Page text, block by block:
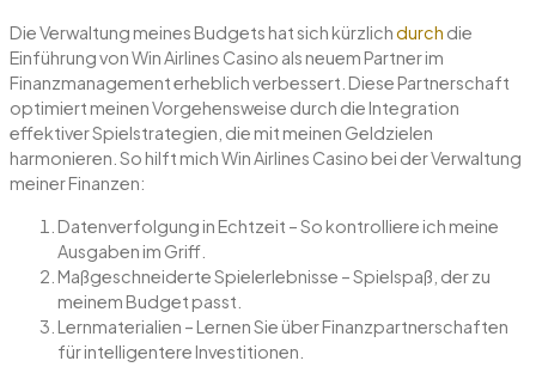
Die Verwaltung meines Budgets hat sich kürzlichdurch die
Einführung von Win Airlines Casino als neuem Partner im
Finanzmanagement erheblich verbessert. Diese Partnerschaft
optimiert meinen Vorgehensweise durch die Integration
effektiver Spielstrategien, die mit meinen Geldzielen
harmonieren. So hilft mich Win Airlines Casino bei der Verwaltung
meiner Finanzen:
Datenverfolgung in Echtzeit – So kontrolliere ich meine
Ausgaben im Griff.
Maßgeschneiderte Spielerlebnisse – Spielspaß, der zu
meinem Budget passt.
Lernmaterialien – Lernen Sie über Finanzpartnerschaften
für intelligentere Investitionen.